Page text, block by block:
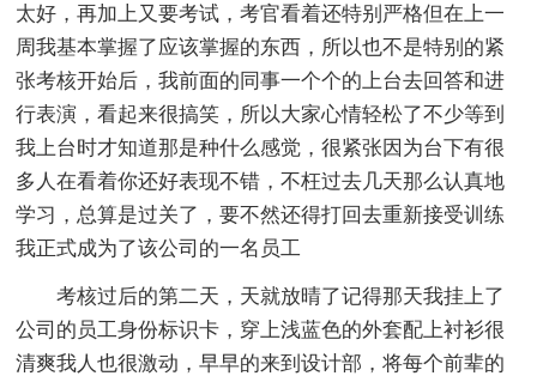
太好，再加上又要考试，考官看着还特别严格但在上一
周我基本掌握了应该掌握的东西，所以也不是特别的紧
张考核开始后，我前面的同事一个个的上台去回答和进
行表演，看起来很搞笑，所以大家心情轻松了不少等到
我上台时才知道那是种什么感觉，很紧张因为台下有很
多人在看着你还好表现不错，不枉过去几天那么认真地
学习，总算是过关了，要不然还得打回去重新接受训练
我正式成为了该公司的一名员工
考核过后的第二天，天就放晴了记得那天我挂上了
公司的员工身份标识卡，穿上浅蓝色的外套配上衬衫很
清爽我人也很激动，早早的来到设计部，将每个前辈的